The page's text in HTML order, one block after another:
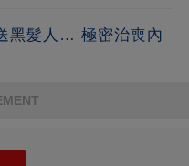
黑髮人… 極密治喪內